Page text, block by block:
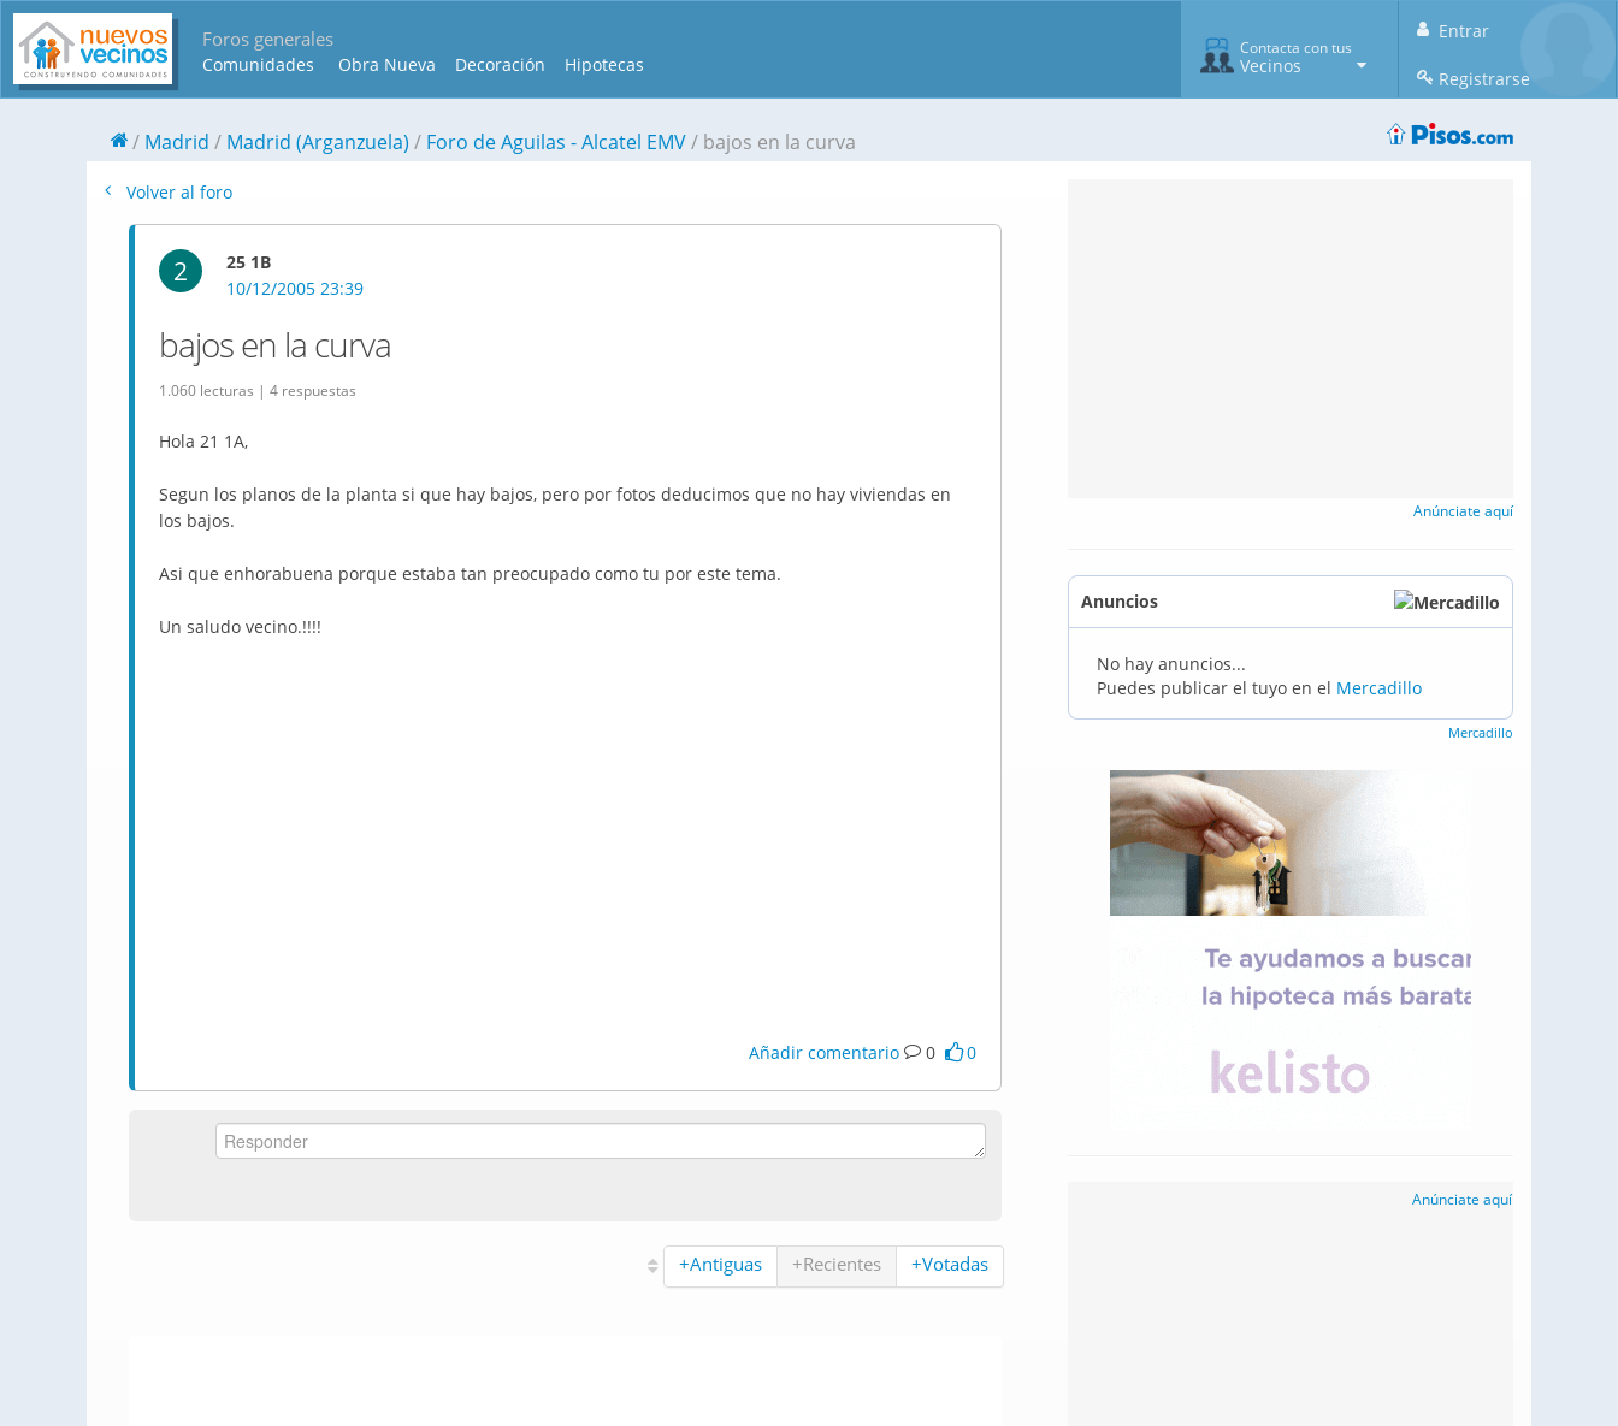
Foros generales
Comunidades Obra Nueva Decoración Hipotecas
Entrar
Registrarse
Contacta con tus
Vecinos
Madrid Madrid (Arganzuela) Foro de Aguilas - Alcatel EMV bajos en la curva
Volver al foro
2
25 1B
10/12/2005 23:39
bajos en la curva
1.060 lecturas | 4 respuestas
Hola 21 1A,
Segun los planos de la planta si que hay bajos, pero por fotos deducimos que no hay viviendas en
los bajos.
Asi que enhorabuena porque estaba tan preocupado como tu por este tema.
Un saludo vecino.!!!!
Añadir comentario 0 0
+Antiguas +Recientes +Votadas
Anúnciate aquí
Anuncios
No hay anuncios...
Puedes publicar el tuyo en el Mercadillo
Mercadillo
Anúnciate aquí